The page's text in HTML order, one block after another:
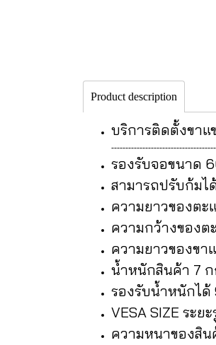
Product description
บริการติดตั้งขาแ
รองรับจอขนาด
สามารถปรับก้มไ
ความยาวของตะ
ความกว้างของต
ความยาวของขา
น้ำหนักสินค้า 7 ก
รองรับน้ำหนักได้
VESA SIZE ระ
ความหนาของสิน